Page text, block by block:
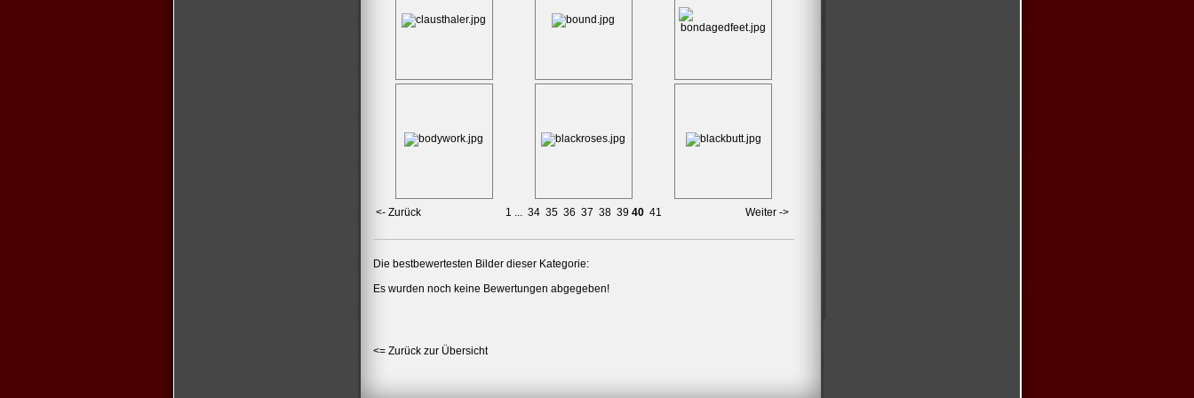
<- Zurück 1 ... 34 35 36 37 38 39 40 41 Weiter ->
Die bestbewertesten Bilder dieser Kategorie:
Es wurden noch keine Bewertungen abgegeben!
<= Zurück zur Übersicht